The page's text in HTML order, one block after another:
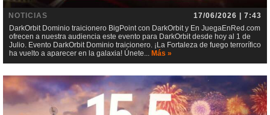
NOTICIAS
17/06/2026 | 7:43
DarkOrbit Dominio traicionero BigPoint con DarkOrbit y En JuegaEnRed.com
ofrecen a nuestra audiencia este evento para DarkOrbit desde hoy al 1 de
Julio. Evento DarkOrbit Dominio traicionero. ¡La Fortaleza de fuego terrorífico
ha vuelto a aparecer en la galaxia! Únete... Más »